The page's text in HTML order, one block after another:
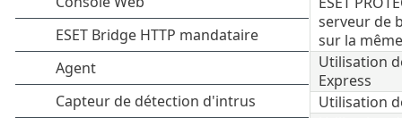
serveur de
sur la
Utilisation
Express
Utilisation